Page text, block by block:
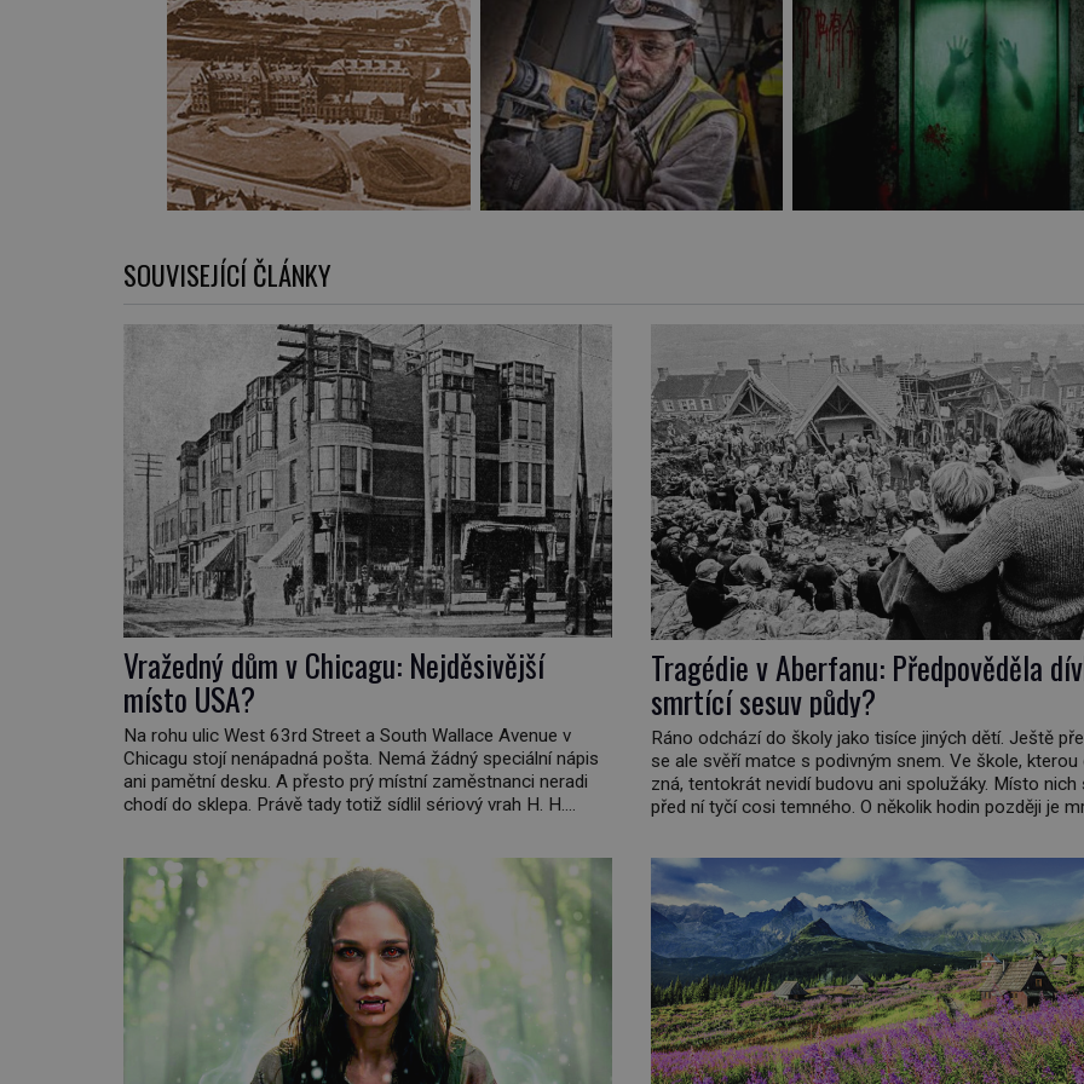
SOUVISEJÍCÍ ČLÁNKY
Vražedný dům v Chicagu: Nejděsivější
místo USA?
Na rohu ulic West 63rd Street a South Wallace Avenue v
Chicagu stojí nenápadná pošta. Nemá žádný speciální nápis
ani pamětní desku. A přesto prý místní zaměstnanci neradi
chodí do sklepa. Právě tady totiž sídlil sériový vrah H. H.
1896) přijíždí […]
Tragédie v Aberfanu: Předpověděla
smrtící sesuv půdy?
Ráno odchází do školy jako tisíce jiných dětí. Ještě
se ale svěří matce s podivným snem. Ve škole, kterou
zná, tentokrát nevidí budovu ani spolužáky. Místo nich
před ní tyčí cosi temného. O několik hodin později je
se velšská vesnice Aberfan […]